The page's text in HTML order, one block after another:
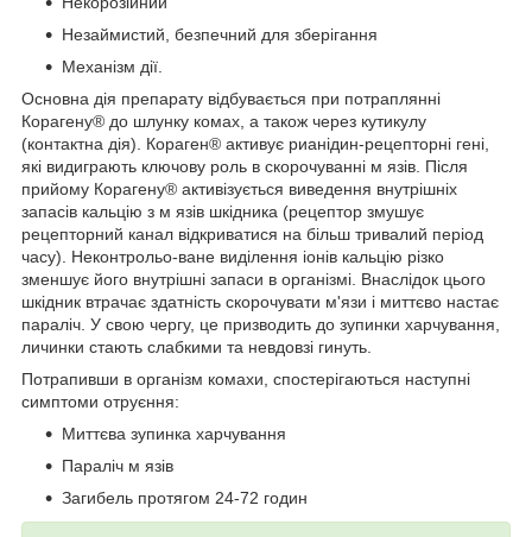
Незаймистий, безпечний для зберігання
Механізм дії.
Основна дія препарату відбувається при потраплянні
Корагену® до шлунку комах, а також через кутикулу
(контактна дія). Кораген® активує рианідин-рецепторні гені,
які видиграють ключову роль в скорочуванні м язів. Після
прийому Корагену® активізується виведення внутрішніх
запасів кальцію з м язів шкідника (рецептор змушує
рецепторний канал відкриватися на більш тривалий період
часу). Неконтрольо-ване виділення іонів кальцію різко
зменшує його внутрішні запаси в організмі. Внаслідок цього
шкідник втрачає здатність скорочувати м'язи і миттєво настає
параліч. У свою чергу, це призводить до зупинки харчування,
личинки стають слабкими та невдовзі гинуть.
Потрапивши в організм комахи, спостерігаються наступні
симптоми отруєння:
Миттєва зупинка харчування
Параліч м язів
Загибель протягом 24-72 годин